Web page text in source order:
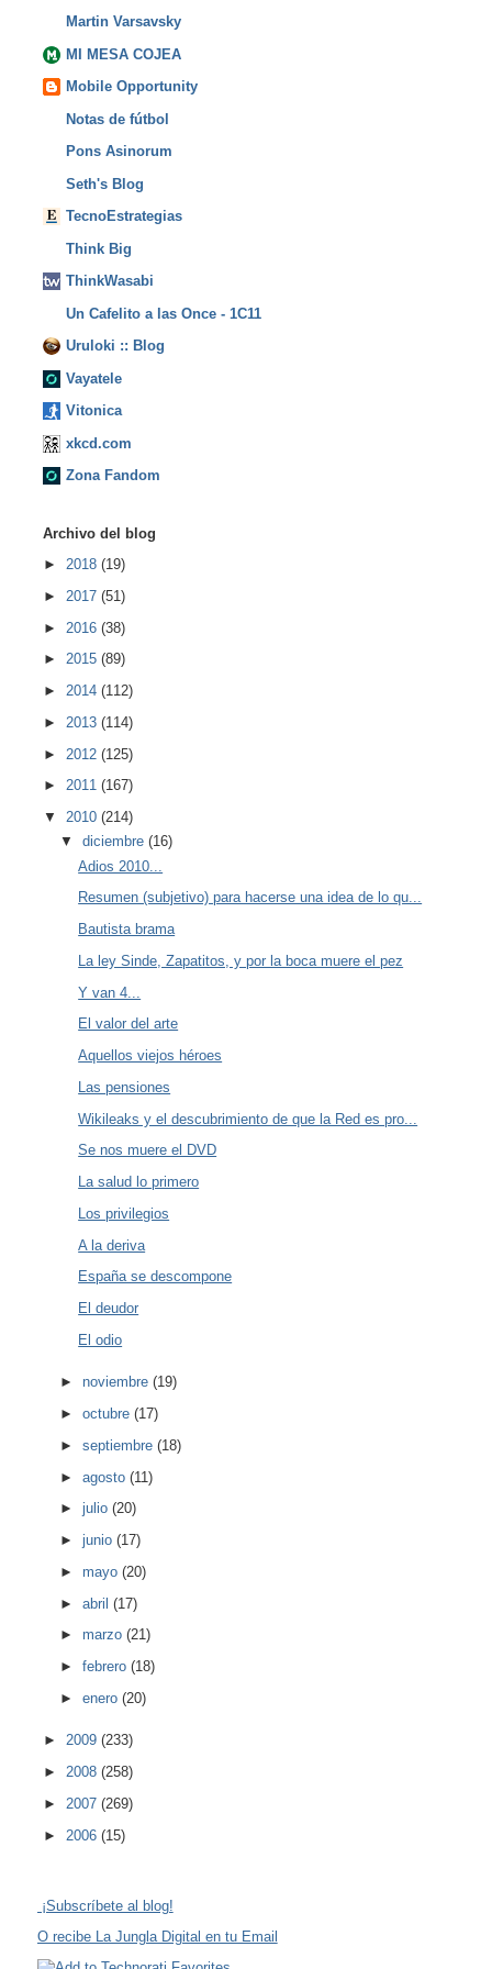
Martin Varsavsky
MI MESA COJEA
Mobile Opportunity
Notas de fútbol
Pons Asinorum
Seth's Blog
TecnoEstrategias
Think Big
ThinkWasabi
Un Cafelito a las Once - 1C11
Uruloki :: Blog
Vayatele
Vitonica
xkcd.com
Zona Fandom
Archivo del blog
► 2018 (19)
► 2017 (51)
► 2016 (38)
► 2015 (89)
► 2014 (112)
► 2013 (114)
► 2012 (125)
► 2011 (167)
▼ 2010 (214)
▼diciembre(16)
Adios 2010...
Resumen (subjetivo) para hacerse una idea de lo qu...
Bautista brama
La ley Sinde, Zapatitos, y por la boca muere el pez
Y van 4...
El valor del arte
Aquellos viejos héroes
Las pensiones
Wikileaks y el descubrimiento de que la Red es pro...
Se nos muere el DVD
La salud lo primero
Los privilegios
A la deriva
España se descompone
El deudor
El odio
►noviembre(19)
►octubre(17)
►septiembre(18)
►agosto(11)
►julio(20)
►junio(17)
►mayo(20)
►abril(17)
►marzo(21)
►febrero(18)
►enero(20)
► 2009 (233)
► 2008 (258)
► 2007 (269)
► 2006 (15)
¡Subscríbete al blog!
O recibe La Jungla Digital en tu Email